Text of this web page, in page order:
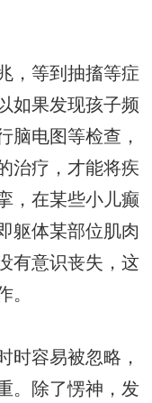
，等到抽搐等症
如果发现孩子频
脑电图等检查，
治疗，才能将疾
，在某些小儿癫
躯体某部位肌肉
有意识丧失，这
。
时容易被忽略，
。除了愣神，发